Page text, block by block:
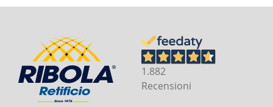
1.882
Recensioni